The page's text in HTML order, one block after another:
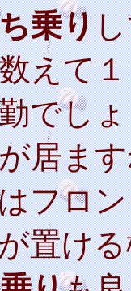
乗り
えて
でし
居ま
フロ
置け